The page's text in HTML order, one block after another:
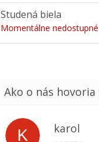
Studená biela
Momentálne nedostupné
K karol